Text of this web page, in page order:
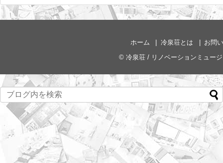
ホーム 冷泉荘とは
お問
© 冷泉荘 / リノベーションミュー